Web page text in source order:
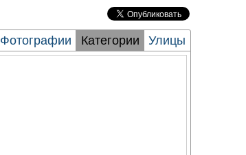
Фотографии Категории Улицы